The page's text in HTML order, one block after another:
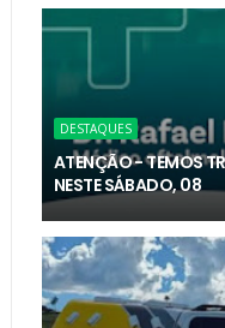
DESTAQUES
ATENÇÃO - TEMOS
NESTE SÁBADO, 08